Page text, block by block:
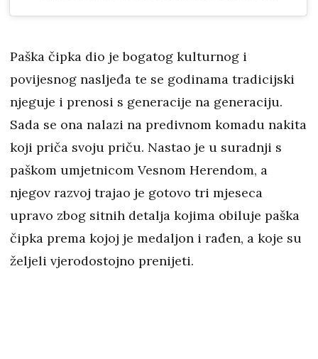
Paška čipka dio je bogatog kulturnog i
povijesnog nasljeđa te se godinama tradicijski
njeguje i prenosi s generacije na generaciju.
Sada se ona nalazi na predivnom komadu nakita
koji priča svoju priču. Nastao je u suradnji s
paškom umjetnicom Vesnom Herendom, a
njegov razvoj trajao je gotovo tri mjeseca
upravo zbog sitnih detalja kojima obiluje paška
čipka prema kojoj je medaljon i rađen, a koje su
željeli vjerodostojno prenijeti.